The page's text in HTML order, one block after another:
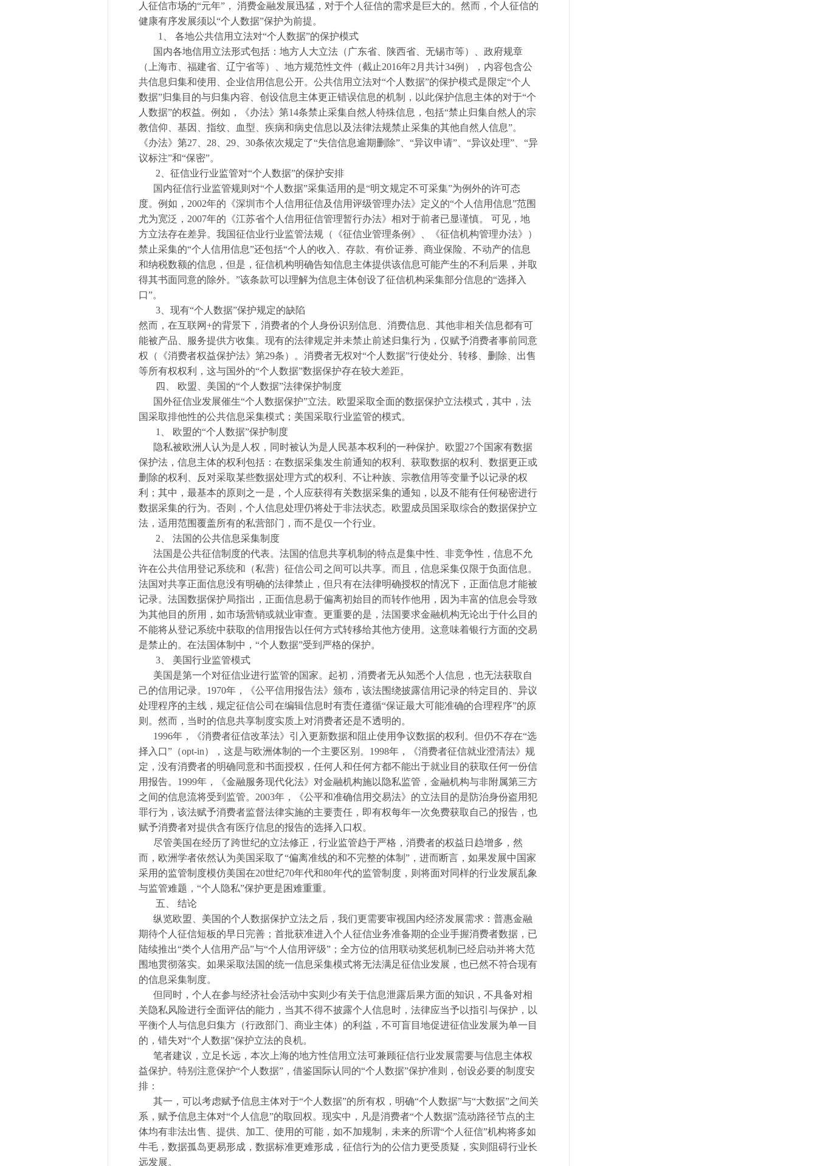
人征信市场的“元年”，
消费金融发展迅猛，对于个人征信的需求是巨大的。然而，个人征信的
健康有序发展须以“个人数据”保护为前提。
1、 各地公共信用立法对“个人数据”的保护模式
国内各地信用立法形式包括：地方人大立法（广东省、陕西省、无锡市等）、政府规章
（上海市、福建省、辽宁省等）、地方规范性文件（截止2016年2月共计34例），内容包含公
共信息归集和使用、企业信用信息公开。公共信用立法对“个人数据”的保护模式是限定“个人
数据”归集目的与归集内容、创设信息主体更正错误信息的机制，以此保护信息主体的对于“个
人数据”的权益。例如，《办法》第14条禁止采集自然人特殊信息，包括“禁止归集自然人的宗
教信仰、基因、指纹、血型、疾病和病史信息以及法律法规禁止采集的其他自然人信息”。
《办法》第27、28、29、30条依次规定了“失信信息逾期删除”、“异议申请”、“异议处理”、“异
议标注”和“保密”。
2、征信业行业监管对“个人数据”的保护安排
国内征信行业监管规则对“个人数据”采集适用的是“明文规定不可采集”为例外的许可态
度。例如，2002年的《深圳市个人信用征信及信用评级管理办法》定义的“个人信用信息”范围
尤为宽泛，2007年的《江苏省个人信用征信管理暂行办法》相对于前者已显谨慎。
可见，地
方立法存在差异。我国征信业行业监管法规（《征信业管理条例》、《征信机构管理办法》）
禁止采集的“个人信用信息”还包括“个人的收入、存款、有价证券、商业保险、不动产的信息
和纳税数额的信息，但是，征信机构明确告知信息主体提供该信息可能产生的不利后果，并取
得其书面同意的除外。”该条款可以理解为信息主体创设了征信机构采集部分信息的“选择入
口”。
3、现有“个人数据”保护规定的缺陷
然而，在互联网+的背景下，消费者的个人身份识别信息、消费信息、其他非相关信息都有可
能被产品、服务提供方收集。现有的法律规定并未禁止前述归集行为，仅赋予消费者事前同意
权（《消费者权益保护法》第29条）。消费者无权对“个人数据”行使处分、转移、删除、出售
等所有权权利，这与国外的“个人数据”数据保护存在较大差距。
四、 欧盟、美国的“个人数据”法律保护制度
国外征信业发展催生“个人数据保护”立法。欧盟采取全面的数据保护立法模式，其中，法
国采取排他性的公共信息采集模式；美国采取行业监管的模式。
1、 欧盟的“个人数据”保护制度
隐私被欧洲人认为是人权，同时被认为是人民基本权利的一种保护。欧盟27个国家有数据
保护法，信息主体的权利包括：在数据采集发生前通知的权利、获取数据的权利、数据更正或
删除的权利、反对采取某些数据处理方式的权利、不让种族、宗教信用等变量予以记录的权
利；其中，最基本的原则之一是，个人应获得有关数据采集的通知，以及不能有任何秘密进行
数据采集的行为。否则，个人信息处理仍将处于非法状态。欧盟成员国采取综合的数据保护立
法，适用范围覆盖所有的私营部门，而不是仅一个行业。
2、 法国的公共信息采集制度
法国是公共征信制度的代表。法国的信息共享机制的特点是集中性、非竞争性，信息不允
许在公共信用登记系统和（私营）征信公司之间可以共享。而且，信息采集仅限于负面信息。
法国对共享正面信息没有明确的法律禁止，但只有在法律明确授权的情况下，正面信息才能被
记录。法国数据保护局指出，正面信息易于偏离初始目的而转作他用，因为丰富的信息会导致
为其他目的所用，如市场营销或就业审查。更重要的是，法国要求金融机构无论出于什么目的
不能将从登记系统中获取的信用报告以任何方式转移给其他方使用。这意味着银行方面的交易
是禁止的。在法国体制中，“个人数据”受到严格的保护。
3、 美国行业监管模式
美国是第一个对征信业进行监管的国家。起初，消费者无从知悉个人信息，也无法获取自
己的信用记录。1970年，《公平信用报告法》颁布，该法围绕披露信用记录的特定目的、异议
处理程序的主线，规定征信公司在编辑信息时有责任遵循“保证最大可能准确的合理程序”的原
则。然而，当时的信息共享制度实质上对消费者还是不透明的。
1996年，《消费者征信改革法》引入更新数据和阻止使用争议数据的权利。但仍不存在“选
择入口”（opt-in），这是与欧洲体制的一个主要区别。1998年，《消费者征信就业澄清法》规
定，没有消费者的明确同意和书面授权，任何人和任何方都不能出于就业目的获取任何一份信
用报告。1999年，《金融服务现代化法》对金融机构施以隐私监管，金融机构与非附属第三方
之间的信息流将受到监管。2003年，《公平和准确信用交易法》的立法目的是防治身份盗用犯
罪行为，该法赋予消费者监督法律实施的主要责任，即有权每年一次免费获取自己的报告，也
赋予消费者对提供含有医疗信息的报告的选择入口权。
尽管美国在经历了跨世纪的立法修正，行业监管趋于严格，消费者的权益日趋增多，然
而，欧洲学者依然认为美国采取了“偏离准线的和不完整的体制”，进而断言，如果发展中国家
采用的监管制度模仿美国在20世纪70年代和80年代的监管制度，则将面对同样的行业发展乱象
与监管难题，“个人隐私”保护更是困难重重。
五、 结论
纵览欧盟、美国的个人数据保护立法之后，我们更需要审视国内经济发展需求：普惠金融
期待个人征信短板的早日完善；首批获准进入个人征信业务准备期的企业手握消费者数据，已
陆续推出“类个人信用产品”与“个人信用评级”；全方位的信用联动奖惩机制已经启动并将大范
围地贯彻落实。如果采取法国的统一信息采集模式将无法满足征信业发展，也已然不符合现有
的信息采集制度。
但同时，个人在参与经济社会活动中实则少有关于信息泄露后果方面的知识，不具备对相
关隐私风险进行全面评估的能力，当其不得不披露个人信息时，法律应当予以指引与保护，以
平衡个人与信息归集方（行政部门、商业主体）的利益，不可盲目地促进征信业发展为单一目
的，错失对“个人数据”保护立法的良机。
笔者建议，立足长远，本次上海的地方性信用立法可兼顾征信行业发展需要与信息主体权
益保护。特别注意保护“个人数据”，借鉴国际认同的“个人数据”保护准则，创设必要的制度安
排：
其一，可以考虑赋予信息主体对于“个人数据”的所有权，明确“个人数据”与“大数据”之间关
系，赋予信息主体对“个人信息”的取回权。现实中，凡是消费者“个人数据”流动路径节点的主
体均有非法出售、提供、加工、使用的可能，如不加规制，未来的所谓“个人征信”机构将多如
牛毛，数据孤岛更易形成，数据标准更难形成，征信行为的公信力更受质疑，实则阻碍行业长
远发展。